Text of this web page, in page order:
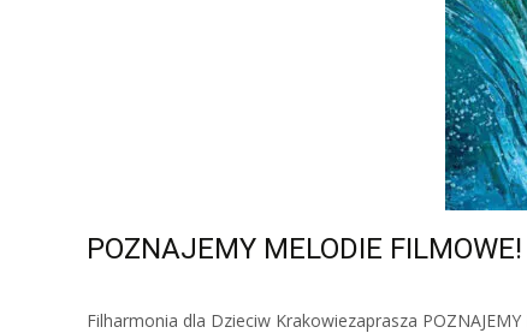
POZNAJEMY MELODIE
Filharmonia dla Dzieciw Krakowiezaprasza POZNAJEMY